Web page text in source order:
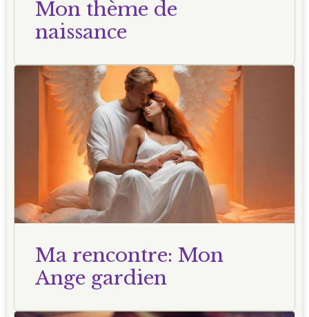
Mon thème de
naissance
Ma rencontre: Mon
Ange gardien